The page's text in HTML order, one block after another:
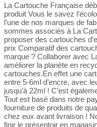
La Cartouche Française
produit Vous le savez
l’une de nos marques de
sommes associés à La
proposer des cartouches
prix Comparatif des
marque ? Collaborer avec
améliorer la planète en
cartouches.En effet une
entre 5-6ml d’encre, avec
jusqu’à 22ml ! C’est
Tout est basé dans notre
fourniture de produits de
chez eux avant livraison !
finir le présentoir en